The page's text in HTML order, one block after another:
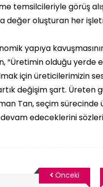
temsilcileriyle görüş
değer oluşturan her
yapıya
“Üretimin olduğu yerde
için üreticilerimizin
değişim şart. Üreten
Tan, seçim
edeceklerini
Önceki